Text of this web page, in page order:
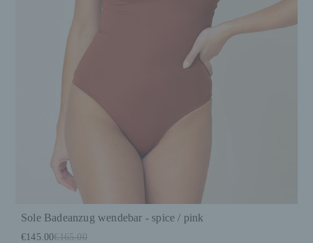
Sole Badeanzug wendebar - spice / pink
€145.00€165.00